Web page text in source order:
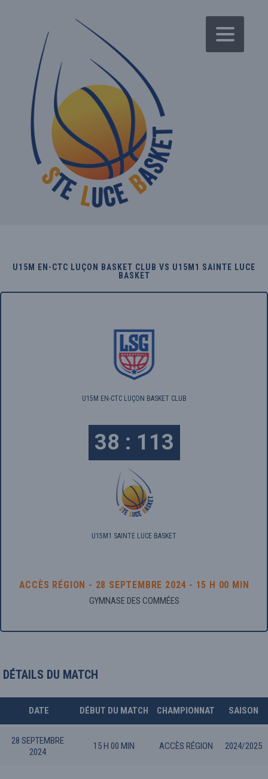
U15M EN-CTC LUÇON BASKET CLUB VS U15M1 SAINTE LUCE
BASKET
U15M EN-CTC LUÇON BASKET CLUB
38 : 113
U15M1 SAINTE LUCE BASKET
ACCÈS RÉGION - 28 SEPTEMBRE 2024 - 15 H 00 MIN
GYMNASE DES COMMÉES
DÉTAILS DU MATCH
DATE DÉBUT DU MATCH CHAMPIONNAT SAISON
28 SEPTEMBRE
2024
15 H 00 MIN ACCÈS RÉGION 2024/2025